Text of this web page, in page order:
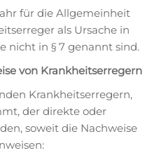
für die Allgemeinheit
als Ursache in
nicht in § 7 genannt sind.
von Krankheitserregern
Krankheitserregern,
der direkte oder
soweit die Nachweise